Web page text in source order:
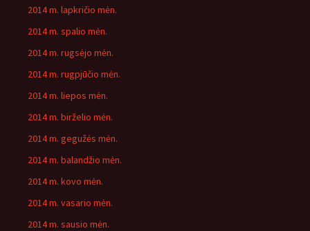
2014 m. lapkričio mėn.
2014 m. spalio mėn.
2014 m. rugsėjo mėn.
2014 m. rugpjūčio mėn.
2014 m. liepos mėn.
2014 m. birželio mėn.
2014 m. gegužės mėn.
2014 m. balandžio mėn.
2014 m. kovo mėn.
2014 m. vasario mėn.
2014 m. sausio mėn.